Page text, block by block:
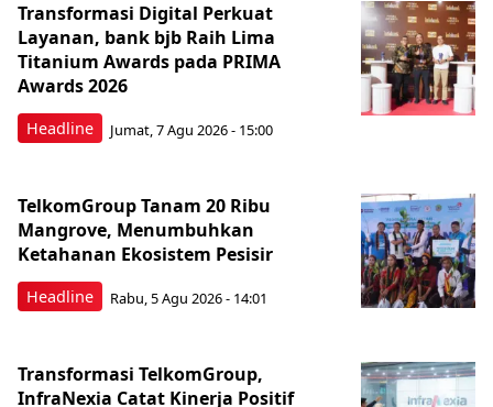
Headline
Transformasi Digital Perkuat
Layanan, bank bjb Raih Lima
Titanium Awards pada PRIMA
Awards 2026
Jumat, 7 Agu 2026 - 15:00
Headline
TelkomGroup Tanam 20 Ribu
Mangrove, Menumbuhkan
Ketahanan Ekosistem Pesisir
Rabu, 5 Agu 2026 - 14:01
Transformasi TelkomGroup,
InfraNexia Catat Kinerja Positif